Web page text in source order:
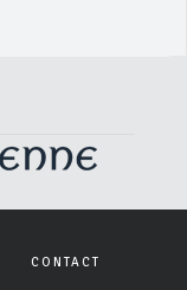
CONTACT